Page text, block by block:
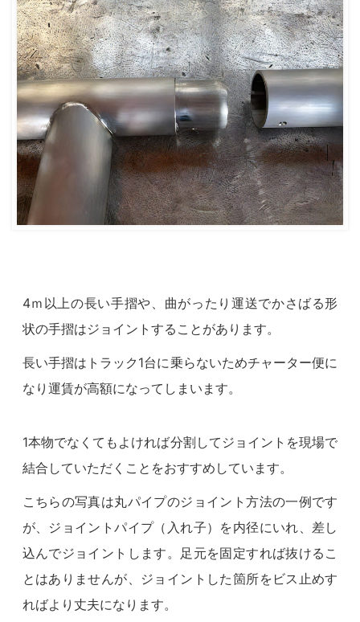
4ｍ以上の長い手摺や、曲がったり運送でかさばる形
状の手摺はジョイントすることがあります。
長い手摺はトラック1台に乗らないためチャーター便に
なり運賃が高額になってしまいます。
1本物でなくてもよければ分割してジョイントを現場で
結合していただくことをおすすめしています。
こちらの写真は丸パイプのジョイント方法の一例です
が、ジョイントパイプ（入れ子）を内径にいれ、差し
込んでジョイントします。足元を固定すれば抜けるこ
とはありませんが、ジョイントした箇所をビス止めす
ればより丈夫になります。